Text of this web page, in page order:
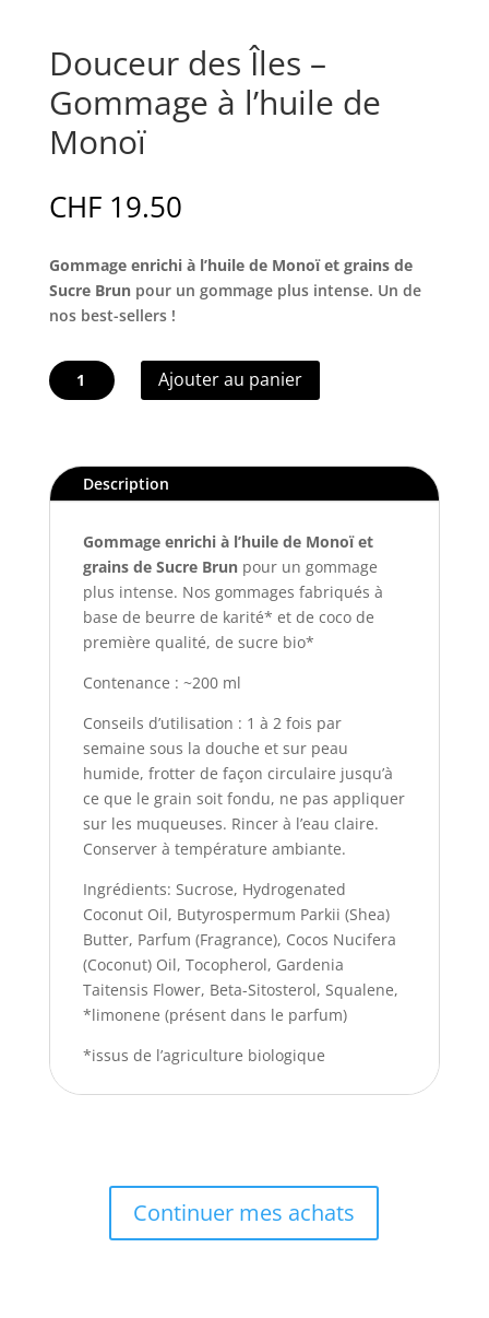
Douceur des Îles –
Gommage à l’huile de
Monoï
CHF19.50
Gommage enrichi à l’huile de Monoï et grains de
Sucre Brunpour un gommage plus intense. Un de
nos best-sellers !
quantité
de
Îles
-
l’huile
Monoï
Ajouter au panier
Description
Gommage enrichi à l’huile de Monoï et
grains de Sucre Brunpour un gommage
plus intense. Nos gommages fabriqués à
base de beurre de karité* et de coco de
première qualité, de sucre bio*
Contenance : ~200 ml
Conseils d’utilisation : 1 à 2 fois par
semaine sous la douche et sur peau
humide, frotter de façon circulaire jusqu’à
ce que le grain soit fondu, ne pas appliquer
sur les muqueuses. Rincer à l’eau claire.
Conserver à température ambiante.
Ingrédients: Sucrose, Hydrogenated
Coconut Oil, Butyrospermum Parkii (Shea)
Butter, Parfum (Fragrance), Cocos Nucifera
(Coconut) Oil, Tocopherol, Gardenia
Taitensis Flower, Beta-Sitosterol, Squalene,
*limonene (présent dans le parfum)
*issus de l’agriculture biologique
Continuer mes achats